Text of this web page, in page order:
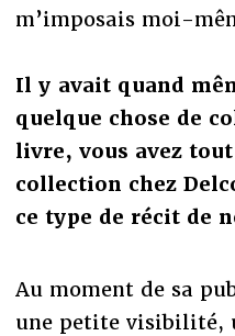
m’imposais moi-
Il y avait quand
quelque chose de
livre, vous avez
collection chez
ce type de récit de
Au moment de sa
une petite visibilité,